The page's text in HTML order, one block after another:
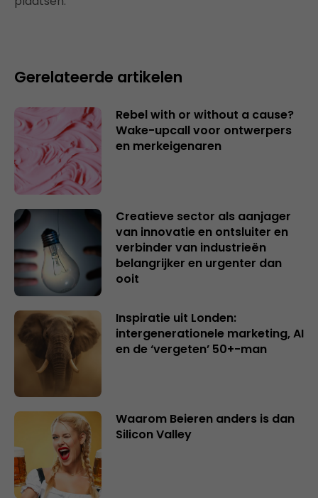
Gerelateerde artikelen
Rebel with or without a cause?
Wake-upcall voor ontwerpers
en merkeigenaren
Creatieve sector als aanjager
van innovatie en ontsluiter en
verbinder van industrieën
belangrijker en urgenter dan
ooit
Inspiratie uit Londen:
intergenerationele marketing, AI
en de ‘vergeten’ 50+-man
Waarom Beieren anders is dan
Silicon Valley